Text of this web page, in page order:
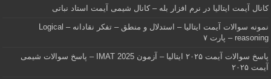
کانال آیمت ایتالیا در نرم افزار بله – کانال شیمی آیمت استاد نباتی
نمونه سوالات آیمت ایتالیا – استدلال و منطق – تفکر نقادانه – Logical
reasoning – پارت ۷
پاسخ سوالات آیمت ۲۰۲۵ ایتالیا – آزمون IMAT 2025 – پاسخ سوالات شیمی
آیمت ۲۰۲۵